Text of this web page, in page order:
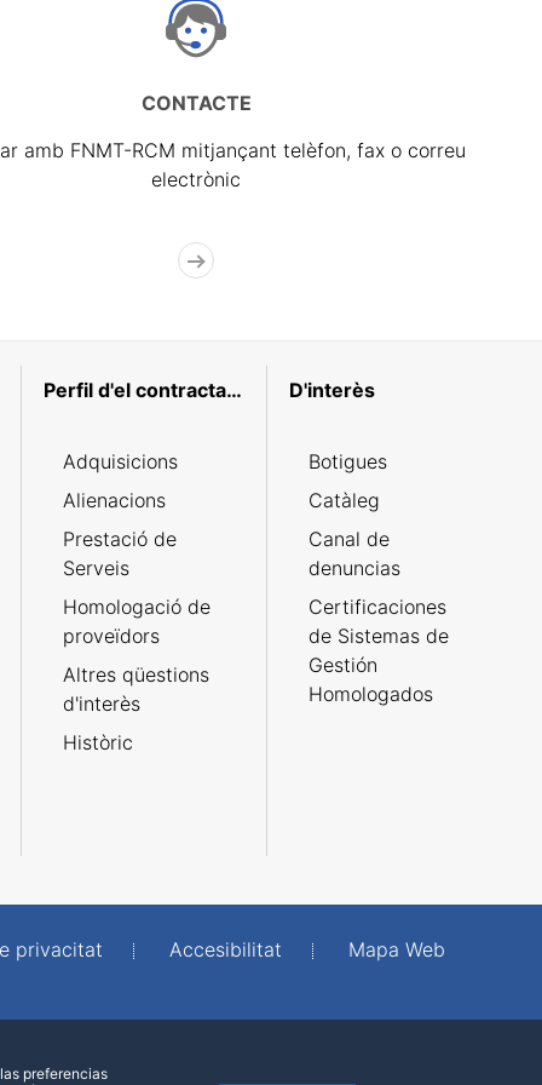
CONTACTE
amb FNMT-RCM mitjançant telèfon, fax o correu
electrònic
Perfil d'el contractant
Adquisicions
Alienacions
Prestació de
Serveis
Homologació de
proveïdors
Altres qüestions
d'interès
Històric
D'interès
Botigues
Catàleg
Canal de
denuncias
Certificaciones
de Sistemas de
Gestión
Homologados
privacitat Accesibilitat
Mapa Web
preferencias